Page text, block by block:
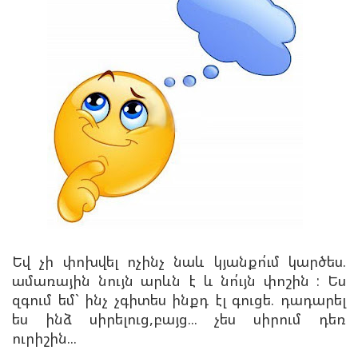
Եվ չի փոխվել ոչինչ նաև կյանքո՛ւմ կարծես.
ամառային նույն արևն է և նո՛ւյն փոշին : Ես
զգում եմ` ինչ չգիտես ինքդ էլ գուցե. դադարել
ես ինձ սիրելուց,բայց... չես սիրում դեռ
ուրիշին...